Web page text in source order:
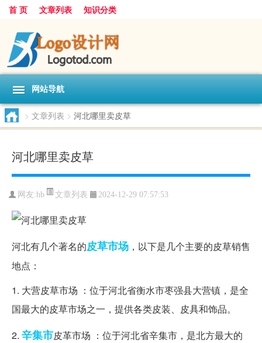
首 页 文章列表 知识分类
网站导航
> 文章列表 > 河北哪里卖皮草
河北哪里卖皮草
网友:hb 文章列表 2024-12-29 07:57:53
河北有几个著名的皮草市场 ，以下是几个主要的皮草销售
地点：
1. 大营皮草市场 ：位于河北省衡水市枣强县大营镇，是全
国最大的皮草市场之一，提供各类皮装、皮具和饰品。
2. 辛集市皮革市场 ：位于河北省辛集市，是北方最大的